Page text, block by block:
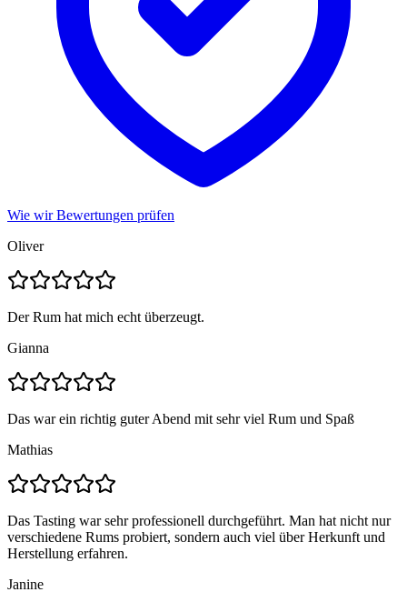
Wie wir Bewertungen prüfen
Oliver
Der Rum hat mich echt überzeugt.
Gianna
Das war ein richtig guter Abend mit sehr viel Rum und Spaß
Mathias
Das Tasting war sehr professionell durchgeführt. Man hat nicht nur
verschiedene Rums probiert, sondern auch viel über Herkunft und
Herstellung erfahren.
Janine